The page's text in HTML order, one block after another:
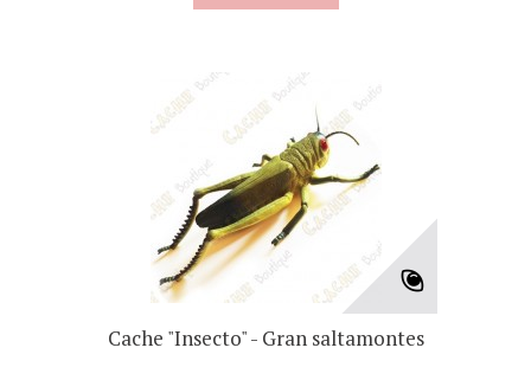
Cache "Insecto" - Gran saltamontes